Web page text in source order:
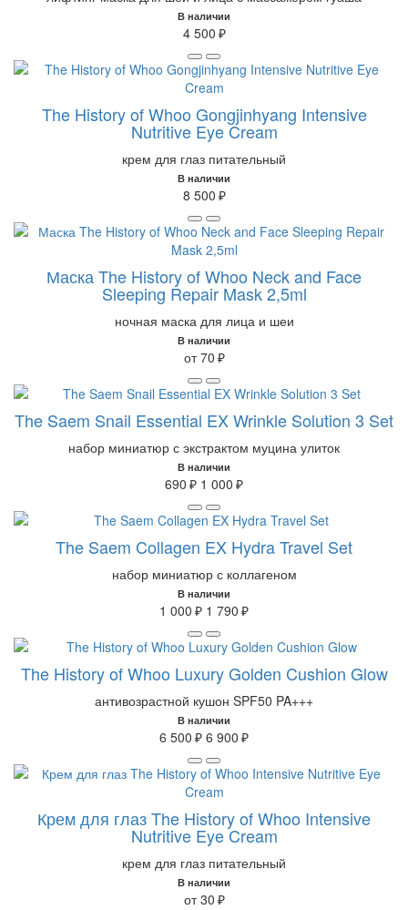
В наличии
4 500 ₽
The History of Whoo Gongjinhyang Intensive
Nutritive Eye Cream
крем для глаз питательный
В наличии
8 500 ₽
Маска The History of Whoo Neck and Face
Sleeping Repair Mask 2,5ml
ночная маска для лица и шеи
В наличии
от 70 ₽
The Saem Snail Essential EX Wrinkle Solution 3 Set
набор миниатюр с экстрактом муцина улиток
В наличии
690 ₽ 1 000 ₽
The Saem Collagen EX Hydra Travel Set
набор миниатюр с коллагеном
В наличии
1 000 ₽ 1 790 ₽
The History of Whoo Luxury Golden Cushion Glow
антивозрастной кушон SPF50 PA+++
В наличии
6 500 ₽ 6 900 ₽
Крем для глаз The History of Whoo Intensive
Nutritive Eye Cream
крем для глаз питательный
В наличии
от 30 ₽